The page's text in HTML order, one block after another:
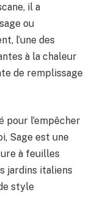
il a
ou
l’une des
à la chaleur
de remplissage
pour l’empêcher
Sage est une
à feuilles
jardins italiens
style